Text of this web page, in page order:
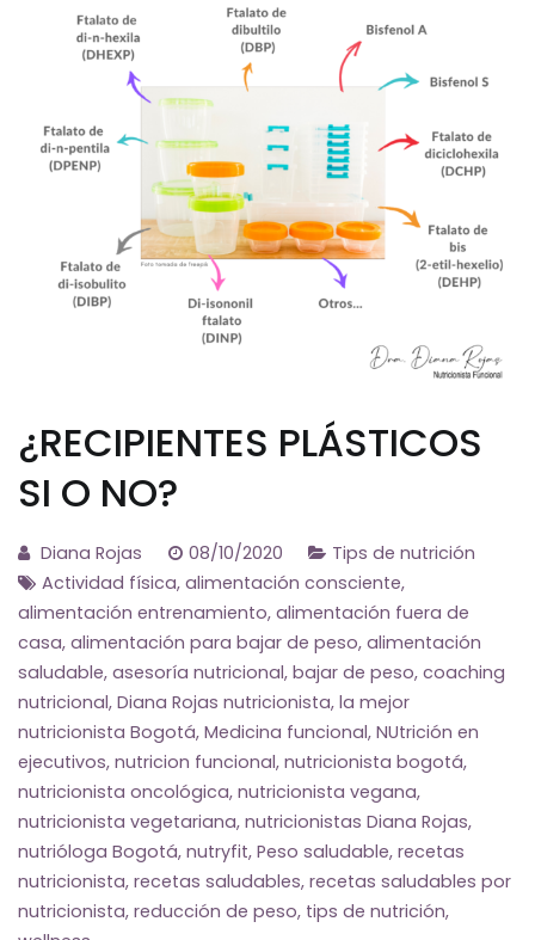
¿RECIPIENTES PLÁSTICOS
SI O NO?
Diana Rojas 08/10/2020
Tips de nutrición
Actividad física, alimentación consciente,
alimentación entrenamiento, alimentación fuera de
casa, alimentación para bajar de peso, alimentación
saludable, asesoría nutricional, bajar de peso, coaching
nutricional, Diana Rojas nutricionista, la mejor
nutricionista Bogotá, Medicina funcional, NUtrición en
ejecutivos, nutricion funcional, nutricionista bogotá,
nutricionista oncológica, nutricionista vegana,
nutricionista vegetariana, nutricionistas Diana Rojas,
nutrióloga Bogotá, nutryfit, Peso saludable, recetas
nutricionista, recetas saludables, recetas saludables por
nutricionista, reducción de peso, tips de nutrición,